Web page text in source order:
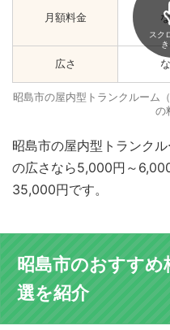
月額料金
広さ
スク
昭島市の屋内型トランクルーム
の
昭島市の屋内型トランク
の広さなら5,000円～
35,000円です。
昭島市のおすす
選を紹介